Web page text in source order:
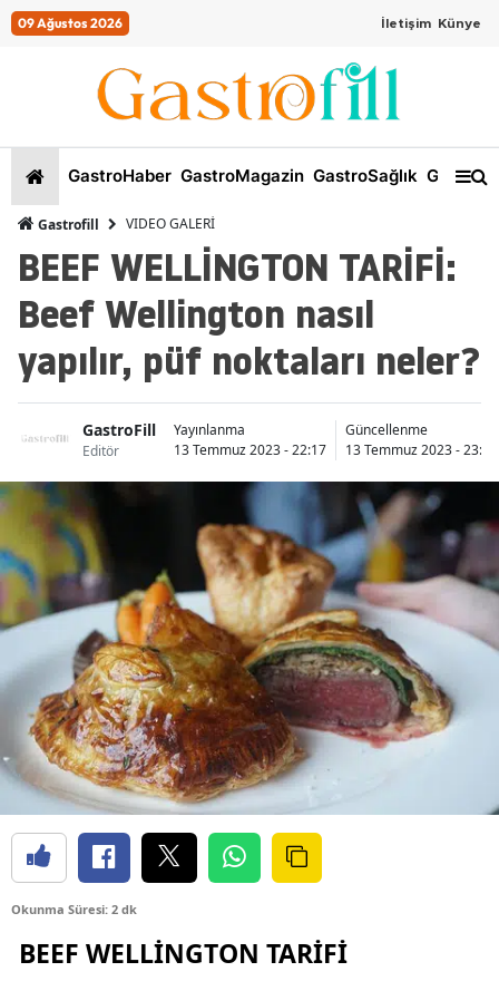
09 Ağustos 2026 İletişim Künye
GastroHaber GastroMagazin GastroSağlık
Gastrofill VIDEO GALERİ
BEEF WELLİNGTON TARİFİ:
Beef Wellington nasıl
yapılır, püf noktaları neler?
GastroFill
Editör
Yayınlanma
13 Temmuz 2023 - 22:17
Güncellenme
13 Temmuz 2023 - 23:38
Okunma Süresi: 2 dk
BEEF WELLİNGTON TARİFİ